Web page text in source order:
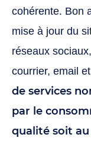
cohérente. Bon
mise à jour du
réseaux
courrier, email
de services
par le
qualité soit